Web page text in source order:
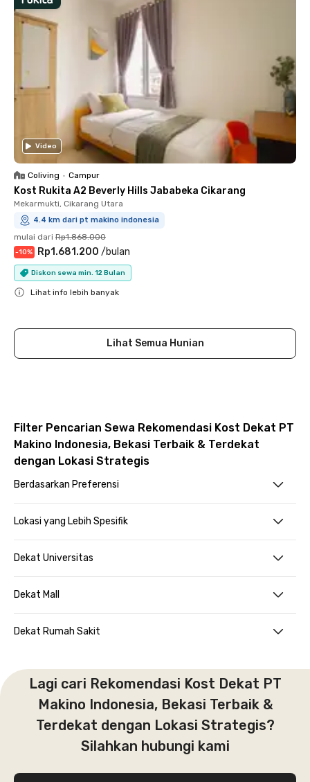
Video
Coliving • Campur
Kost Rukita A2 Beverly Hills Jababeka Cikarang
Mekarmukti, Cikarang Utara
4.4 km dari pt makino indonesia
mulai dari Rp1.868.000
-10% Rp1.681.200 /bulan
Diskon sewa min. 12 Bulan
Lihat info lebih banyak
Lihat Semua Hunian
Filter Pencarian Sewa Rekomendasi Kost Dekat PT
Makino Indonesia, Bekasi Terbaik & Terdekat
dengan Lokasi Strategis
Berdasarkan Preferensi
Lokasi yang Lebih Spesifik
Dekat Universitas
Dekat Mall
Dekat Rumah Sakit
Lagi cari Rekomendasi Kost Dekat PT
Makino Indonesia, Bekasi Terbaik &
Terdekat dengan Lokasi Strategis?
Silahkan hubungi kami